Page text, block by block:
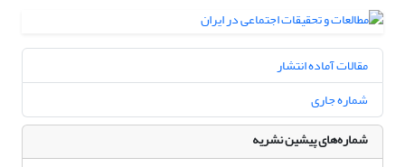
مقالات آماده انتشار
شماره جاری
شماره‌های پیشین نشریه